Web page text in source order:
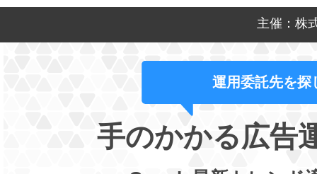
主催：株
運用委託先を探
手のかかる広告